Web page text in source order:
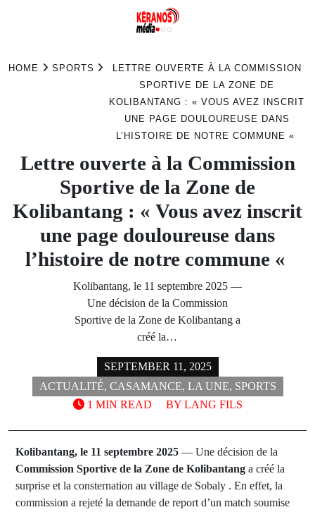
HOME SPORTS
LETTRE OUVERTE À LA COMMISSION
SPORTIVE DE LA ZONE DE
KOLIBANTANG : « VOUS AVEZ INSCRIT
UNE PAGE DOULOUREUSE DANS
L’HISTOIRE DE NOTRE COMMUNE «
Lettre ouverte à la Commission
Sportive de la Zone de
Kolibantang : « Vous avez inscrit
une page douloureuse dans
l’histoire de notre commune «
Kolibantang, le 11 septembre 2025 —
Une décision de la Commission
Sportive de la Zone de Kolibantang a
créé la…
SEPTEMBER 11, 2025
ACTUALITÉ, CASAMANCE, LA UNE, SPORTS
BY LANG FILS
1 MIN READ
Kolibantang, le 11 septembre 2025 — Une décision de la
Commission Sportive de la Zone de Kolibantang a créé la
surprise et la consternation au village de Sobaly . En effet, la
commission a rejeté la demande de report d’un match soumise